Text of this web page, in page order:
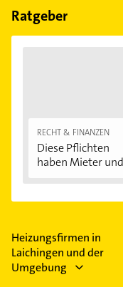
Feiertagen
Ratgeber
RECHT & FINANZEN
Diese Pflichten
haben Mieter
Heizungsfirmen in
Laichingen und der
Umgebung